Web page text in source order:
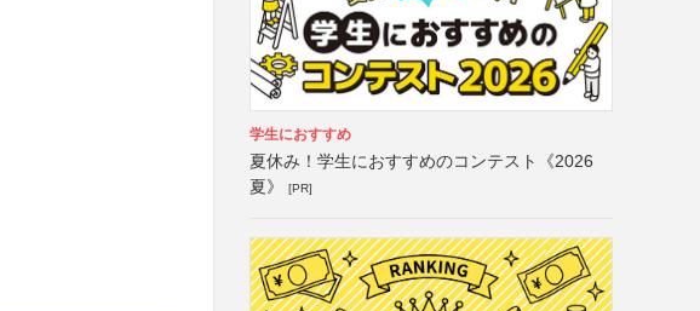
学生におすすめ
夏休み！学生におすすめのコンテスト《2026
夏》
[PR]